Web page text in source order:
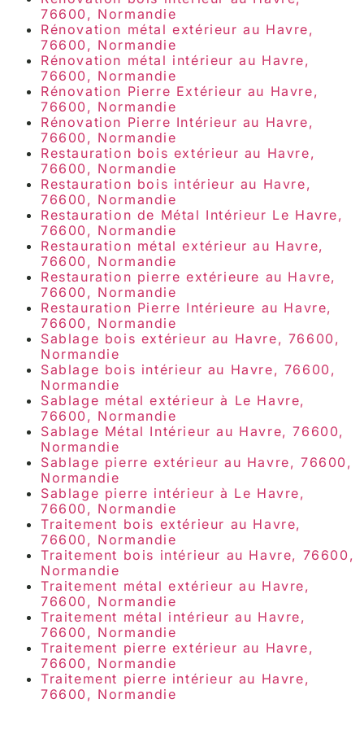
76600, Normandie
Rénovation métal extérieur au Havre,
76600, Normandie
Rénovation métal intérieur au Havre,
76600, Normandie
Rénovation Pierre Extérieur au Havre,
76600, Normandie
Rénovation Pierre Intérieur au Havre,
76600, Normandie
Restauration bois extérieur au Havre,
76600, Normandie
Restauration bois intérieur au Havre,
76600, Normandie
Restauration de Métal Intérieur Le Havre,
76600, Normandie
Restauration métal extérieur au Havre,
76600, Normandie
Restauration pierre extérieure au Havre,
76600, Normandie
Restauration Pierre Intérieure au Havre,
76600, Normandie
Sablage bois extérieur au Havre, 76600,
Normandie
Sablage bois intérieur au Havre, 76600,
Normandie
Sablage métal extérieur à Le Havre,
76600, Normandie
Sablage Métal Intérieur au Havre, 76600,
Normandie
Sablage pierre extérieur au Havre, 76600,
Normandie
Sablage pierre intérieur à Le Havre,
76600, Normandie
Traitement bois extérieur au Havre,
76600, Normandie
Traitement bois intérieur au Havre, 76600,
Normandie
Traitement métal extérieur au Havre,
76600, Normandie
Traitement métal intérieur au Havre,
76600, Normandie
Traitement pierre extérieur au Havre,
76600, Normandie
Traitement pierre intérieur au Havre,
76600, Normandie